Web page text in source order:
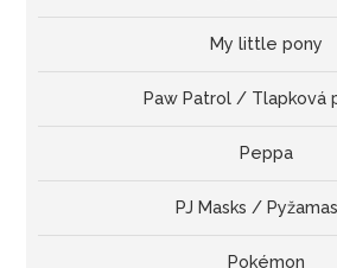
My little pony
Paw Patrol / Tlapková
Peppa
PJ Masks /
Pokémon